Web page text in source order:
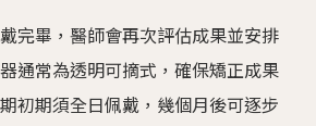
完畢，醫師會再次評估成果並安排
器通常為透明可摘式，確保矯正成果
初期須全日佩戴，幾個月後可逐步